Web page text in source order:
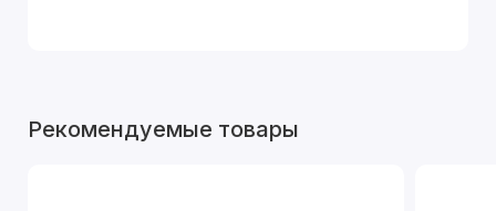
Рекомендуемые товары